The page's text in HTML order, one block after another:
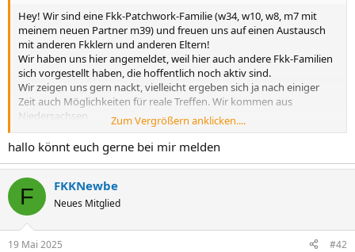
Hey! Wir sind eine Fkk-Patchwork-Familie (w34, w10, w8, m7 mit
meinem neuen Partner m39) und freuen uns auf einen Austausch
mit anderen Fkklern und anderen Eltern!
Wir haben uns hier angemeldet, weil hier auch andere Fkk-Familien
sich vorgestellt haben, die hoffentlich noch aktiv sind.
Wir zeigen uns gern nackt, vielleicht ergeben sich ja nach einiger
Zeit auch Möglichkeiten für reale Treffen. Wir kommen aus
Niedersachsen
Liebe Grüße Joeline
Zum Vergrößern anklicken....
hallo könnt euch gerne bei mir melden
F FKKNewbe
Neues Mitglied
19 Mai 2025 #42